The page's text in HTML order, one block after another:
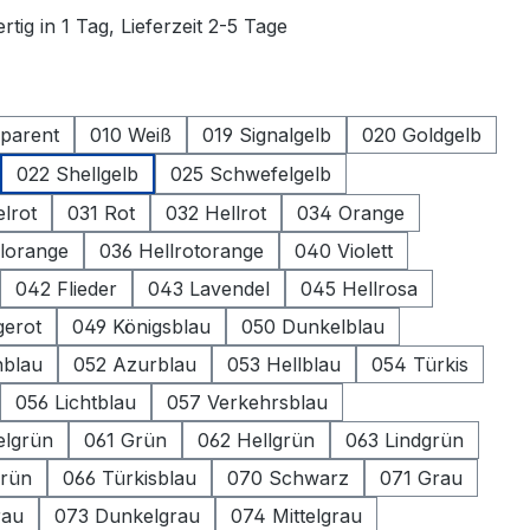
in 1 Tag, Lieferzeit 2-5 Tage
010 Weiß 019 Signalgelb
020 Goldgelb
022 Shellgelb
025 Schwefelgelb
031 Rot 032 Hellrot
034 Orange
036 Hellrotorange
040 Violett
042 Flieder
043 Lavendel
045 Hellrosa
049 Königsblau
050 Dunkelblau
052 Azurblau 053 Hellblau
054 Türkis
056 Lichtblau
057 Verkehrsblau
061 Grün 062 Hellgrün
063 Lindgrün
066 Türkisblau 070 Schwarz
071 Grau
073 Dunkelgrau 074 Mittelgrau